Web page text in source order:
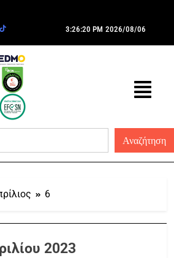
3:26:20 PM 2026/08/06
6
2023